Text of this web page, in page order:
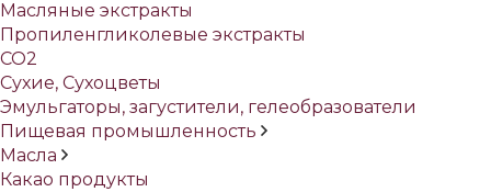
Масляные экстракты
Пропиленгликолевые экстракты
СО2
Сухие, Сухоцветы
Эмульгаторы, загустители, гелеобразователи
Пищевая промышленность
Масла
Какао продукты